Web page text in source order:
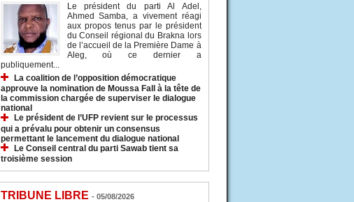
Le président du parti Al Adel,
Ahmed Samba, a vivement réagi
aux propos tenus par le président
du Conseil régional du Brakna lors
de l’accueil de la Première Dame à
Aleg, où ce dernier a
publiquement...
La coalition de l’opposition démocratique
approuve la nomination de Moussa Fall à la tête de
la commission chargée de superviser le dialogue
national
Le président de l’UFP revient sur le processus
qui a prévalu pour obtenir un consensus
permettant le lancement du dialogue national
Le Conseil central du parti Sawab tient sa
troisième session
TRIBUNE LIBRE - 05/08/2026